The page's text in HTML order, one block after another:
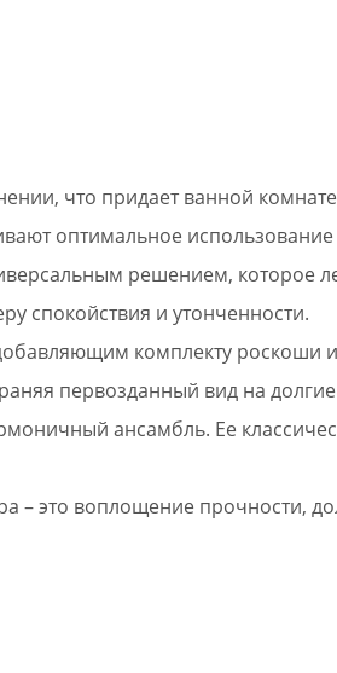
что придает ванной комнате
оптимальное
решением, которое
спокойствия и утонченности.
комплекту роскоши
первозданный вид на
ансамбль. Ее
это воплощение прочности,